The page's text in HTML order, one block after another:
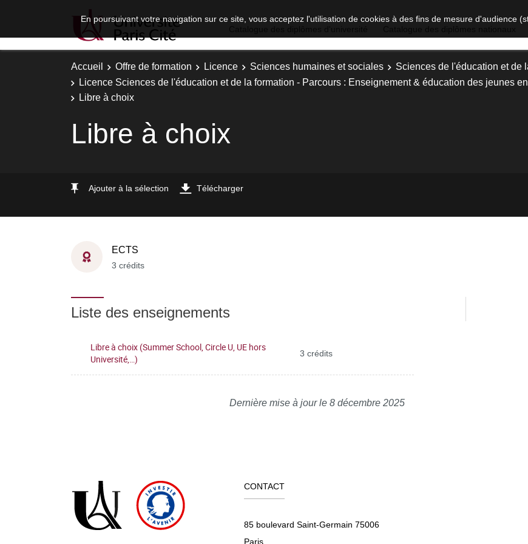
En poursuivant votre navigation sur ce site, vous acceptez l'utilisation de cookies à des fins de mesure d'audience
Accueil Offre de formation Licence Sciences humaines et sociales
Sciences de l'éducation et de
Licence Sciences de l'éducation et de la formation - Parcours : Enseignement & éducation des jeunes
Libre à choix
Libre à choix
Ajouter à la sélection Télécharger
ECTS
3 crédits
Liste des enseignements
Libre à choix (Summer School, Circle U, UE hors
Université,…)
3 crédits
Dernière mise à jour le 8 décembre 2025
CONTACT
85 boulevard Saint-Germain 75006
Paris